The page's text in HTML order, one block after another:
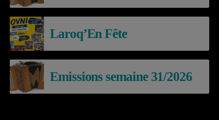
Laroq’En Fête
Emissions semaine 31/2026